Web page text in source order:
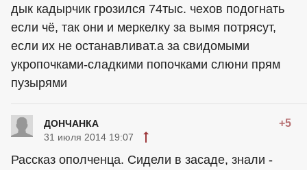
дык кадырчик грозился 74тыс. чехов подогнать
если чё, так они и меркелку за вымя потрясут,
если их не останавливат.а за свидомыми
укропочками-сладкими попочками слюни прям
пузырями
ДОНЧАНКА +5
31 июля 2014 19:07
Рассказ ополченца. Сидели в засаде, знали -